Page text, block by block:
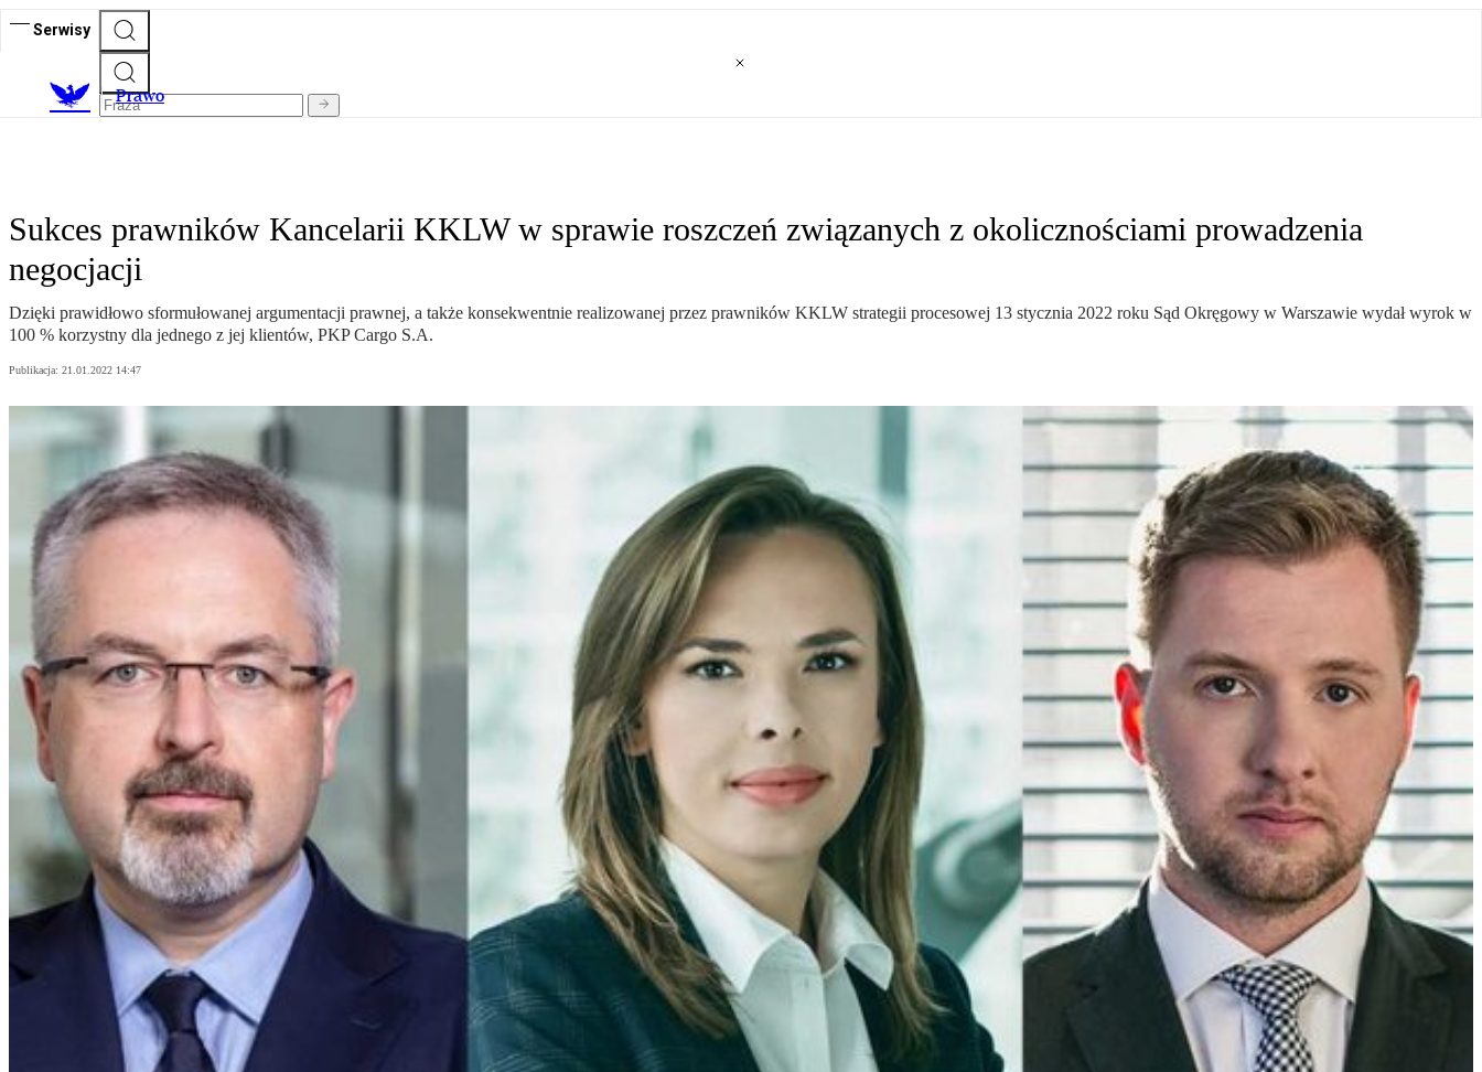
Serwisy
Prawo
Sukces prawników Kancelarii KKLW w sprawie roszczeń związanych z okolicznościami prowadzenia
negocjacji
Dzięki prawidłowo sformułowanej argumentacji prawnej, a także konsekwentnie realizowanej przez prawników KKLW strategii procesowej 13 stycznia 2022 roku Sąd Okręgowy w Warszawie wydał wyrok w
100 % korzystny dla jednego z jej klientów, PKP Cargo S.A.
Publikacja: 21.01.2022 14:47